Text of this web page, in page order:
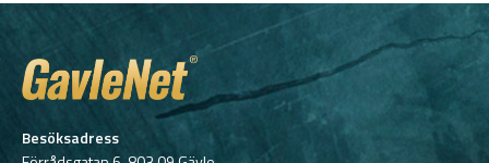
Besöksadress